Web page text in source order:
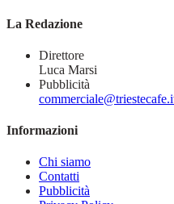
La Redazione
Direttore
Luca Marsi
Pubblicità
Informazioni
Chi siamo
Contatti
Pubblicità